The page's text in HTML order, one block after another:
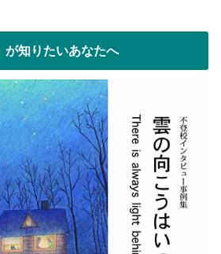
が知りたいあなたへ